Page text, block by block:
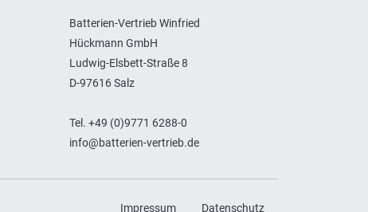
Batterien-Vertrieb Winfried
Hückmann GmbH
Ludwig-Elsbett-Straße 8
D-97616 Salz
Tel. +49 (0)9771 6288-0
info@batterien-vertrieb.de
Impressum Datenschutz